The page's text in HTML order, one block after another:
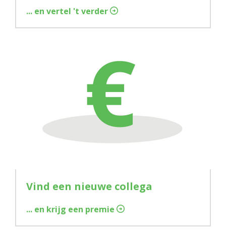
... en vertel 't verder
Vind een nieuwe collega
... en krijg een premie